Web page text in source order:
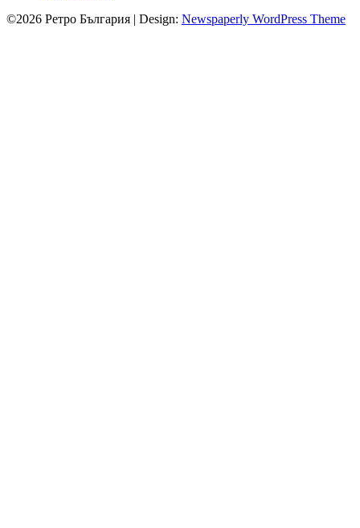
©2026 Ретро България | Design: Newspaperly WordPress Theme